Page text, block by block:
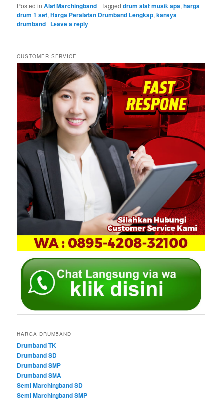
Posted in Alat Marchingband |Tagged drum alat musik apa,harga
drum 1 set,Harga Peralatan Drumband Lengkap,kanaya
drumband | Leave a reply
CUSTOMER SERVICE
HARGA DRUMBAND
Drumband TK
Drumband SD
Drumband SMP
Drumband SMA
Semi Marchingband SD
Semi Marchingband SMP